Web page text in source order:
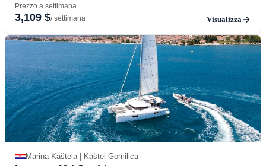
Prezzo a settimana
3,109 $/ settimana Visualizza
Marina Kaštela | Kaštel Gomilica